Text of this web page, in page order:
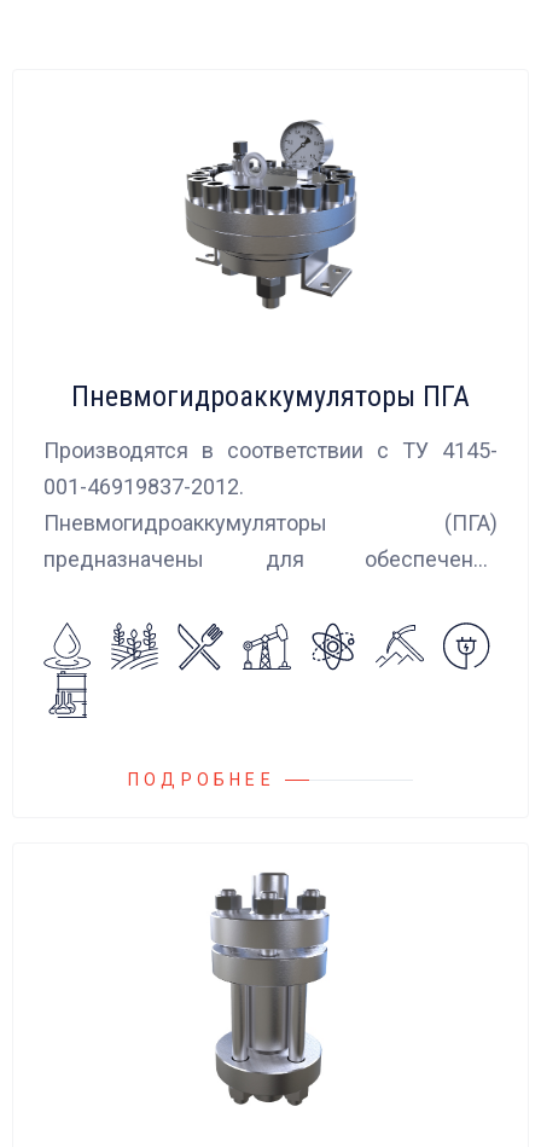
Пневмогидроаккумуляторы ПГА
Производятся в соответствии с ТУ 4145-
001-46919837-2012.
Пневмогидроаккумуляторы (ПГА)
предназначены для обеспечения
колебаний потока жидкости, возникающих в
гидравлических системах.
ПОДРОБНЕЕ